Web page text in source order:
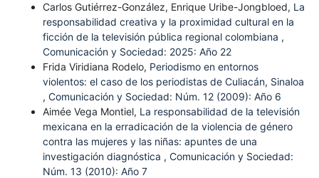
Carlos Gutiérrez-González, Enrique Uribe-Jongbloed, La
responsabilidad creativa y la proximidad cultural en la
ficción de la televisión pública regional colombiana ,
Comunicación y Sociedad: 2025: Año 22
Frida Viridiana Rodelo, Periodismo en entornos
violentos: el caso de los periodistas de Culiacán, Sinaloa
, Comunicación y Sociedad: Núm. 12 (2009): Año 6
Aimée Vega Montiel, La responsabilidad de la televisión
mexicana en la erradicación de la violencia de género
contra las mujeres y las niñas: apuntes de una
investigación diagnóstica , Comunicación y Sociedad:
Núm. 13 (2010): Año 7